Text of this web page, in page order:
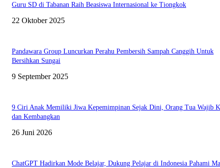
Guru SD di Tabanan Raih Beasiswa Internasional ke Tiongkok
22 Oktober 2025
Pandawara Group Luncurkan Perahu Pembersih Sampah Canggih Untuk
Bersihkan Sungai
9 September 2025
9 Ciri Anak Memiliki Jiwa Kepemimpinan Sejak Dini, Orang Tua Wajib
dan Kembangkan
26 Juni 2026
ChatGPT Hadirkan Mode Belajar, Dukung Pelajar di Indonesia Pahami